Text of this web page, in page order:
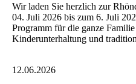
Wir laden Sie herzlich zur
04. Juli 2026 bis zum 6. Juli
Programm für die ganze
Kinderunterhaltung und
12.06.2026